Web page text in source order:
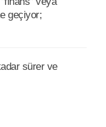
geçiyor;
sürer ve